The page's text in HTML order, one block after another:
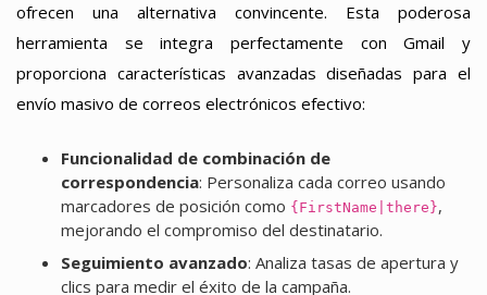
ofrecen una alternativa convincente. Esta poderosa
herramienta se integra perfectamente con Gmail y
proporciona características avanzadas diseñadas para el
envío masivo de correos electrónicos efectivo:
Funcionalidad de combinación de
correspondencia: Personaliza cada correo usando
marcadores de posición como {FirstName|there},
mejorando el compromiso del destinatario.
Seguimiento avanzado: Analiza tasas de apertura y
clics para medir el éxito de la campaña.